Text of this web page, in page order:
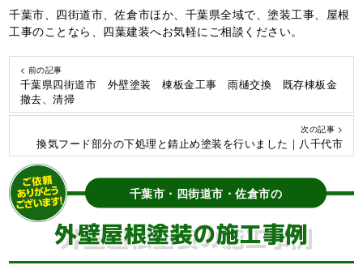
千葉市、四街道市、佐倉市ほか、千葉県全域で、塗装工事、屋根
工事のことなら、四葉建装へお気軽にご相談ください。
< 前の記事
千葉県四街道市 外壁塗装 棟板金工事 雨樋交換 既存棟板金
撤去、清掃
次の記事 >
換気フード部分の下処理と錆止め塗装を行いました｜八千代市
千葉市・四街道市・佐倉市の
外壁屋根塗装の施工事例